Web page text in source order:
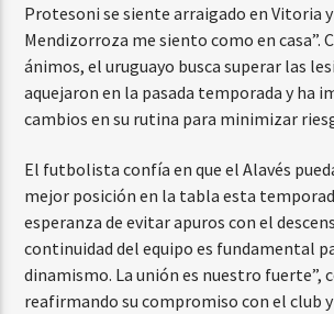
Protesoni se siente arraigado en Vitoria
Mendizorroza me siento como en casa”.
ánimos, el uruguayo busca superar las
aquejaron en la pasada temporada y ha
cambios en su rutina para minimizar
El futbolista confía en que el Alavés
mejor posición en la tabla esta
esperanza de evitar apuros con el
continuidad del equipo es fundamental
dinamismo. La unión es nuestro fuerte”,
reafirmando su compromiso con el club